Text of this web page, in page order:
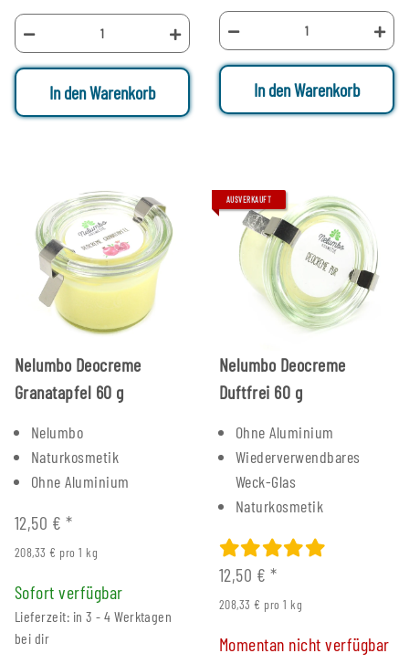
In den Warenkorb In den Warenkorb
Nelumbo Deocreme
Granatapfel 60 g
Nelumbo
Naturkosmetik
Ohne Aluminium
12,50 € *
208,33 € pro 1 kg
Sofort verfügbar
Lieferzeit: in 3 - 4 Werktagen
bei dir
AUSVERKAUFT
Nelumbo Deocreme
Duftfrei 60 g
Ohne Aluminium
Wiederverwendbares
Weck-Glas
Naturkosmetik
12,50 € *
208,33 € pro 1 kg
Momentan nicht verfügbar